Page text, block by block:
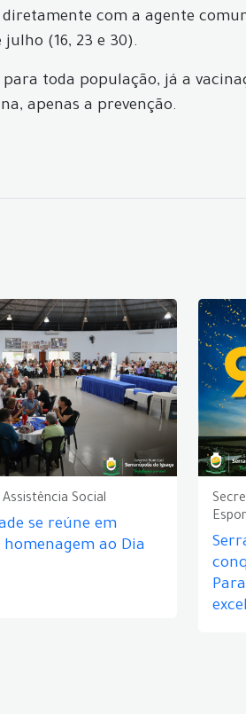
com a agente
(16, 23 e 30).
toda população, já a
apenas a prevenção.
Social
se reúne em
ao Dia